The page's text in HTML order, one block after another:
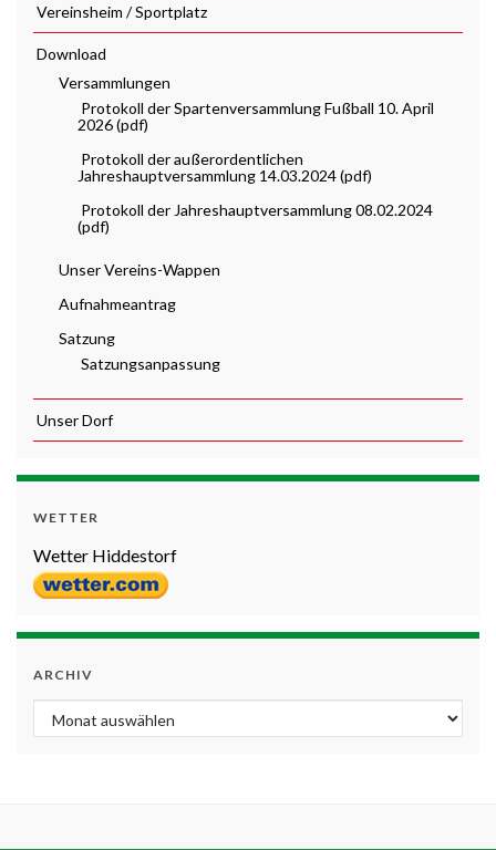
Vereinsheim / Sportplatz
Download
Versammlungen
Protokoll der Spartenversammlung Fußball 10. April
2026 (pdf)
Protokoll der außerordentlichen
Jahreshauptversammlung 14.03.2024 (pdf)
Protokoll der Jahreshauptversammlung 08.02.2024
(pdf)
Unser Vereins-Wappen
Aufnahmeantrag
Satzung
Satzungsanpassung
Unser Dorf
WETTER
Wetter Hiddestorf
ARCHIV
Archiv